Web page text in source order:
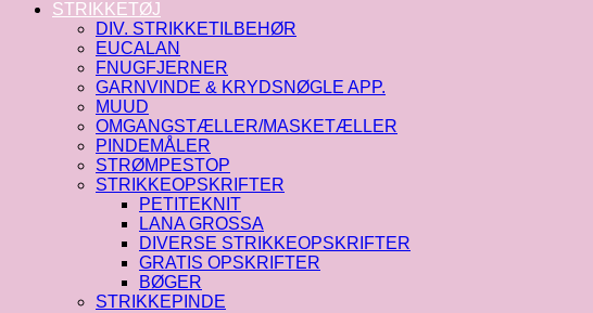
STRIKKETØJ
DIV. STRIKKETILBEHØR
EUCALAN
FNUGFJERNER
GARNVINDE & KRYDSNØGLE APP.
MUUD
OMGANGSTÆLLER/MASKETÆLLER
PINDEMÅLER
STRØMPESTOP
STRIKKEOPSKRIFTER
PETITEKNIT
LANA GROSSA
DIVERSE STRIKKEOPSKRIFTER
GRATIS OPSKRIFTER
BØGER
STRIKKEPINDE